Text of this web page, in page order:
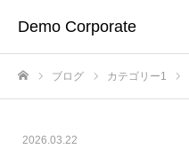
Demo Corporate
ブログ カテゴリー1
2026.03.22